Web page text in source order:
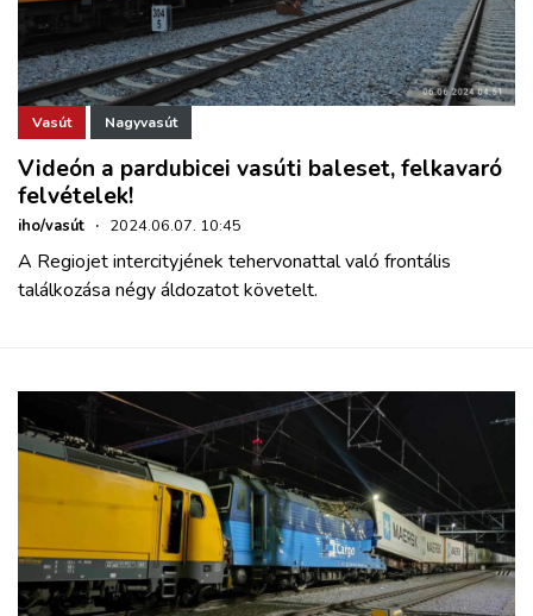
Vasút Nagyvasút
Videón a pardubicei vasúti baleset, felkavaró
felvételek!
iho/vasút · 2024.06.07. 10:45
A Regiojet intercityjének tehervonattal való frontális
találkozása négy áldozatot követelt.